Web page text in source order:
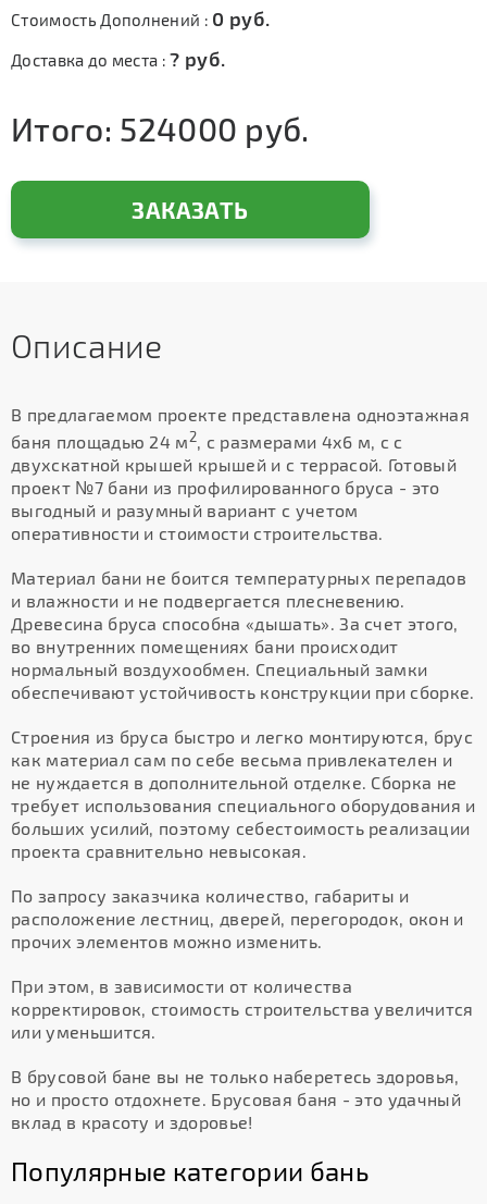
Стоимость Дополнений : 0 руб.
Доставка до места :? руб.
Итого: 524000 руб.
ЗАКАЗАТЬ
Описание
В предлагаемом проекте представлена одноэтажная
баня площадью 24 м2, с размерами 4х6 м, с с
двухскатной крышей крышей и с террасой. Готовый
проект №7 бани из профилированного бруса - это
выгодный и разумный вариант с учетом
оперативности и стоимости строительства.
Материал бани не боится температурных перепадов
и влажности и не подвергается плесневению.
Древесина бруса способна «дышать». За счет этого,
во внутренних помещениях бани происходит
нормальный воздухообмен. Специальный замки
обеспечивают устойчивость конструкции при сборке.
Строения из бруса быстро и легко монтируются, брус
как материал сам по себе весьма привлекателен и
не нуждается в дополнительной отделке. Сборка не
требует использования специального оборудования и
больших усилий, поэтому себестоимость реализации
проекта сравнительно невысокая.
По запросу заказчика количество, габариты и
расположение лестниц, дверей, перегородок, окон и
прочих элементов можно изменить.
При этом, в зависимости от количества
корректировок, стоимость строительства увеличится
или уменьшится.
В брусовой бане вы не только наберетесь здоровья,
но и просто отдохнете. Брусовая баня - это удачный
вклад в красоту и здоровье!
Популярные категории бань